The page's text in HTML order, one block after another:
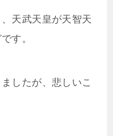
天武天皇が天智天
す。
したが、悲しいこ